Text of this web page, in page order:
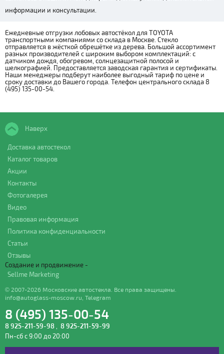
информации и консультации.
Ежедневные отгрузки лобовых автостёкол для TOYOTA
транспортными компаниями со склада в Москве. Стекло
отправляется в жёсткой обрешётке из дерева. Большой ассортимент
разных производителей с широким выбором комплектаций: с
датчиком дождя, обогревом, солнцезащитной полосой и
шелкографией. Предоставляется заводская гарантия и сертификаты.
Наши менеджеры подберут наиболее выгодный тариф по цене и
сроку доставки до Вашего города. Телефон центрального склада 8
(495) 135-00-54.
Наверх
Доставка автостекол
Каталог товаров
Акции
Контакты
Фотогалерея
Видео
Правовая информация
Политика конфиденциальности
Статьи
Отзывы
Создание и продвижение -
Sellme Marketing
© 2007-2026 Московские автостекла. Все права защищены.
info@autoglass-moscow.ru Telegram
8 (495) 135-00-54
8 925-211-59-98 , 8 925-211-59-99
Пн-сб с 9:00 до 20:00